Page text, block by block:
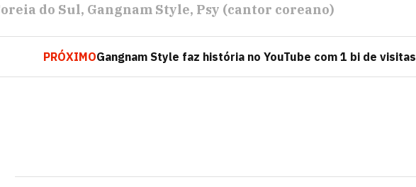
do Sul Gangnam Style Psy (cantor coreano)
PRÓXIMOGangnam Style faz história no YouTube com 1 bi de visitas